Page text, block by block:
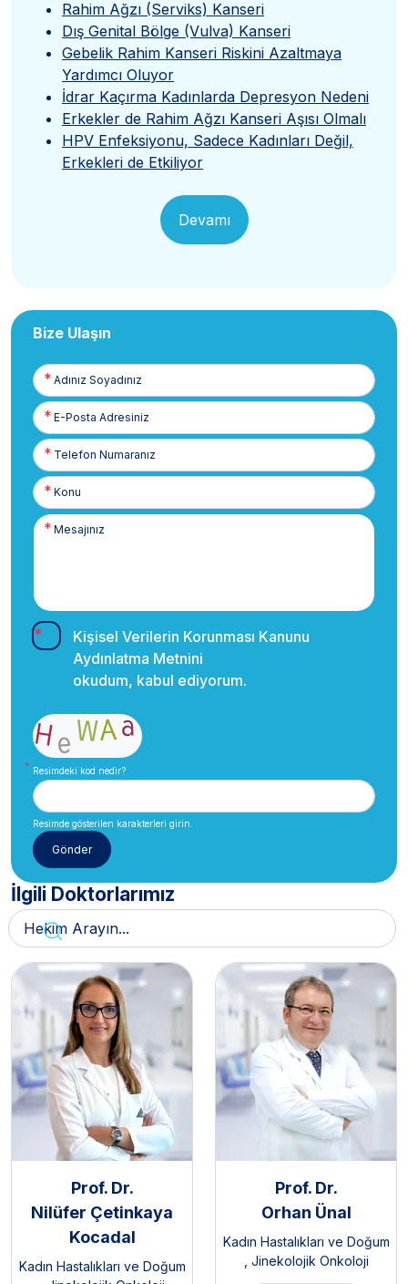
Rahim Ağzı (Serviks) Kanseri
Dış Genital Bölge (Vulva) Kanseri
Gebelik Rahim Kanseri Riskini Azaltmaya
Yardımcı Oluyor
İdrar Kaçırma Kadınlarda Depresyon Nedeni
Erkekler de Rahim Ağzı Kanseri Aşısı Olmalı
HPV Enfeksiyonu, Sadece Kadınları Değil,
Erkekleri de Etkiliyor
Devamı
Bize Ulaşın
Adınız
Soyadınız
E-
Posta
Telefon
Numaranız
Kişisel Verilerin Korunması Kanunu
Aydınlatma Metnini
okudum, kabul ediyorum.
Resimdeki kod nedir?
Resimde gösterilen karakterleri girin.
İlgili Doktorlarımız
Prof. Dr.
Nilüfer Çetinkaya
Kocadal
Kadın Hastalıkları ve Doğum
Prof. Dr.
Orhan Ünal
Kadın Hastalıkları ve Doğum
Jinekolojik Onkoloji